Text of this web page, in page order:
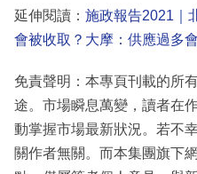
延伸閱讀： 施政報告2021｜
會被收取？大摩：供應過多
免責聲明：本專頁刊載的所
途。市場瞬息萬變，讀者在
動掌握市場最新狀況。若不
關作者無關。而本集團旗下